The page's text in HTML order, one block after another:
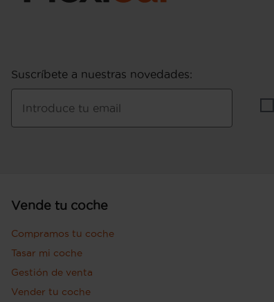
Suscríbete a nuestras novedades:
Introduce tu email
Vende tu coche
Compramos tu coche
Tasar mi coche
Gestión de venta
Vender tu coche